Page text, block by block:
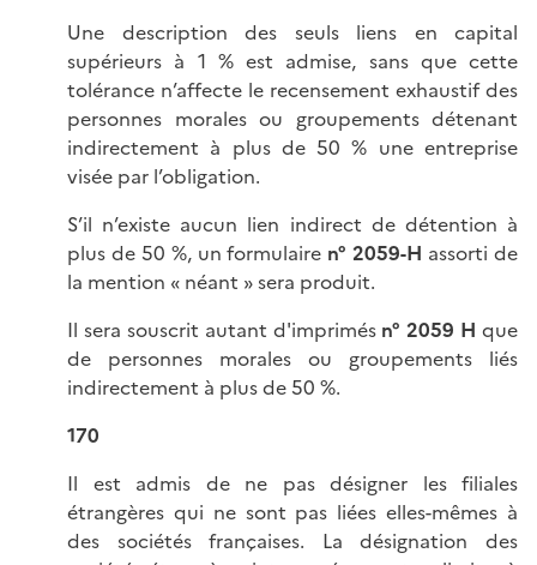
Une description des seuls liens en capital
supérieurs à 1 % est admise, sans que cette
tolérance n’affecte le recensement exhaustif des
personnes morales ou groupements détenant
indirectement à plus de 50 % une entreprise
visée par l’obligation.
S’il n’existe aucun lien indirect de détention à
plus de 50 %, un formulaire n° 2059-H assorti de
la mention « néant » sera produit.
Il sera souscrit autant d'imprimés n° 2059 H que
de personnes morales ou groupements liés
indirectement à plus de 50 %.
170
Il est admis de ne pas désigner les filiales
étrangères qui ne sont pas liées elles-mêmes à
des sociétés françaises. La désignation des